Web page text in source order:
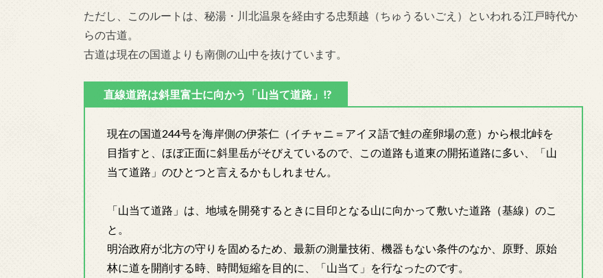
ただし、このルートは、秘湯・川北温泉を経由する忠類越（ちゅうるいごえ）といわれる江戸時代か
らの古道。
古道は現在の国道よりも南側の山中を抜けています。
直線道路は斜里富士に向かう「山当て道路」!?
現在の国道244号を海岸側の伊茶仁（イチャニ＝アイヌ語で鮭の産卵場の意）から根北峠を
目指すと、ほぼ正面に斜里岳がそびえているので、この道路も道東の開拓道路に多い、「山
当て道路」のひとつと言えるかもしれません。
「山当て道路」は、地域を開発するときに目印となる山に向かって敷いた道路（基線）のこ
と。
明治政府が北方の守りを固めるため、最新の測量技術、機器もない条件のなか、原野、原始
林に道を開削する時、時間短縮を目的に、「山当て」を行なったのです。